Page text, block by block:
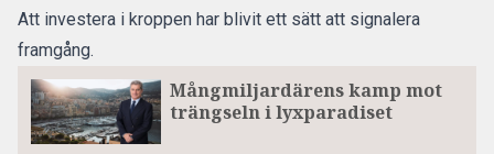
Att investera i kroppen har blivit ett sätt att signalera
framgång.
Mångmiljardärens kamp mot
trängseln i lyxparadiset